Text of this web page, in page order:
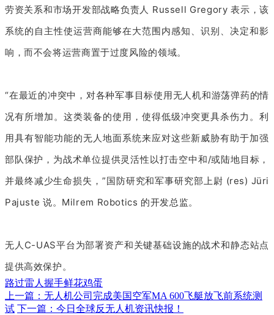
劳资关系和市场开发部战略负责人 Russell Gregory 表示，该
系统的自主性使运营商能够在大范围内感知、识别、决定和影
响，而不会将运营商置于过度风险的领域。
“在最近的冲突中，对各种军事目标使用无人机和游荡弹药的情
况有所增加。这类装备的使用，使得低级冲突更具杀伤力。利
用具有智能功能的无人地面系统来应对这些新威胁有助于加强
部队保护，为战术单位提供灵活性以打击空中和/或陆地目标，
并最终减少生命损失，”国防研究和军事研究部上尉 (res) Jüri
Pajuste 说。Milrem Robotics 的开发总监。
无人C-UAS平台为部署资产和关键基础设施的战术和静态站点
提供高效保护。
路过雷人握手鲜花鸡蛋
上一篇：无人机公司完成美国空军MA 600飞艇放飞前系统测
试 下一篇：今日全球反无人机资讯快报！